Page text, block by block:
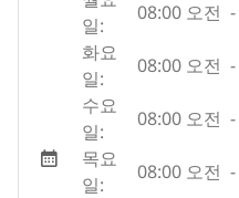
일:
08:00 오전 -
화요
일:
08:00 오전 -
수요
일:
08:00 오전 -
목요
일:
08:00 오전 -